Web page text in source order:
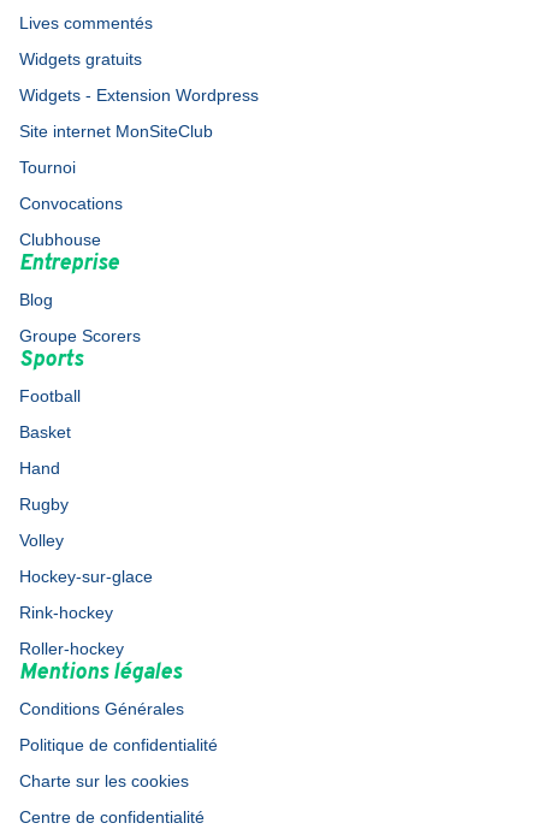
Lives commentés
Widgets gratuits
Widgets - Extension Wordpress
Site internet MonSiteClub
Tournoi
Convocations
Clubhouse
Entreprise
Blog
Groupe Scorers
Sports
Football
Basket
Hand
Rugby
Volley
Hockey-sur-glace
Rink-hockey
Roller-hockey
Mentions légales
Conditions Générales
Politique de confidentialité
Charte sur les cookies
Centre de confidentialité